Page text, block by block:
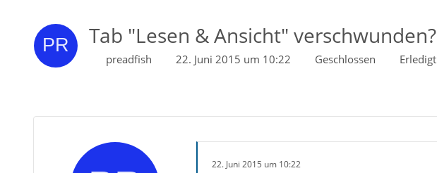
Tab "Lesen & Ansicht" verschwunden?
preadfish 22. Juni 2015 um 10:22 Geschlossen Erledigt
22. Juni 2015 um 10:22